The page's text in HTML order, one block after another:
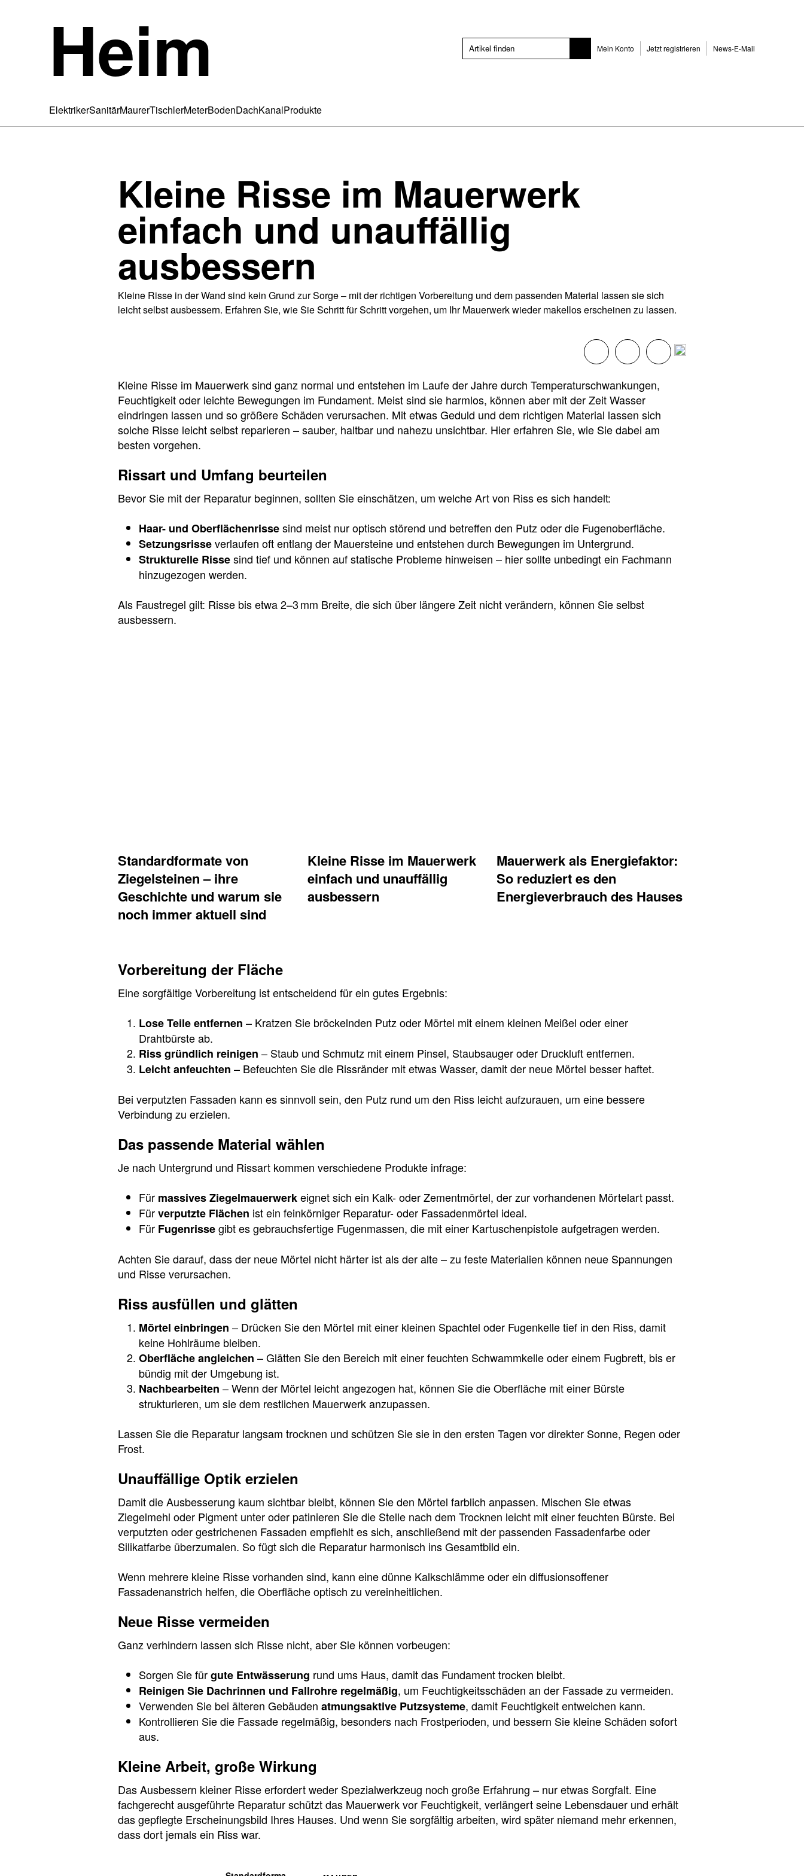
Heim Mein Konto Jetzt registrieren News-E-Mail
ElektrikerSanitärMaurerTischlerMeterBodenDachKanalProdukte
Kleine Risse im Mauerwerk
einfach und unauffällig
ausbessern
Kleine Risse in der Wand sind kein Grund zur Sorge – mit der richtigen Vorbereitung und dem passenden Material lassen sie sich
leicht selbst ausbessern. Erfahren Sie, wie Sie Schritt für Schritt vorgehen, um Ihr Mauerwerk wieder makellos erscheinen zu lassen.
Kleine Risse im Mauerwerk sind ganz normal und entstehen im Laufe der Jahre durch Temperaturschwankungen,
Feuchtigkeit oder leichte Bewegungen im Fundament. Meist sind sie harmlos, können aber mit der Zeit Wasser
eindringen lassen und so größere Schäden verursachen. Mit etwas Geduld und dem richtigen Material lassen sich
solche Risse leicht selbst reparieren – sauber, haltbar und nahezu unsichtbar. Hier erfahren Sie, wie Sie dabei am
besten vorgehen.
Rissart und Umfang beurteilen
Bevor Sie mit der Reparatur beginnen, sollten Sie einschätzen, um welche Art von Riss es sich handelt:
Haar- und Oberflächenrissesind meist nur optisch störend und betreffen den Putz oder die Fugenoberfläche.
Setzungsrisseverlaufen oft entlang der Mauersteine und entstehen durch Bewegungen im Untergrund.
Strukturelle Rissesind tief und können auf statische Probleme hinweisen – hier sollte unbedingt ein Fachmann
hinzugezogen werden.
Als Faustregel gilt: Risse bis etwa 2–3 mm Breite, die sich über längere Zeit nicht verändern, können Sie selbst
ausbessern.
Standardformate von
Ziegelsteinen – ihre
Geschichte und warum sie
noch immer aktuell sind
Kleine Risse im Mauerwerk
einfach und unauffällig
ausbessern
Mauerwerk als Energiefaktor:
So reduziert es den
Energieverbrauch des Hauses
Vorbereitung der Fläche
Eine sorgfältige Vorbereitung ist entscheidend für ein gutes Ergebnis:
Lose Teile entfernen – Kratzen Sie bröckelnden Putz oder Mörtel mit einem kleinen Meißel oder einer
Drahtbürste ab.
Riss gründlich reinigen – Staub und Schmutz mit einem Pinsel, Staubsauger oder Druckluft entfernen.
Leicht anfeuchten – Befeuchten Sie die Rissränder mit etwas Wasser, damit der neue Mörtel besser haftet.
Bei verputzten Fassaden kann es sinnvoll sein, den Putz rund um den Riss leicht aufzurauen, um eine bessere
Verbindung zu erzielen.
Das passende Material wählen
Je nach Untergrund und Rissart kommen verschiedene Produkte infrage:
Für massives Ziegelmauerwerkeignet sich ein Kalk- oder Zementmörtel, der zur vorhandenen Mörtelart passt.
Fürverputzte Flächen ist ein feinkörniger Reparatur- oder Fassadenmörtel ideal.
Für Fugenrissegibt es gebrauchsfertige Fugenmassen, die mit einer Kartuschenpistole aufgetragen werden.
Achten Sie darauf, dass der neue Mörtel nicht härter ist als der alte – zu feste Materialien können neue Spannungen
und Risse verursachen.
Riss ausfüllen und glätten
Mörtel einbringen – Drücken Sie den Mörtel mit einer kleinen Spachtel oder Fugenkelle tief in den Riss, damit
keine Hohlräume bleiben.
Oberfläche angleichen – Glätten Sie den Bereich mit einer feuchten Schwammkelle oder einem Fugbrett, bis er
bündig mit der Umgebung ist.
Nachbearbeiten – Wenn der Mörtel leicht angezogen hat, können Sie die Oberfläche mit einer Bürste
strukturieren, um sie dem restlichen Mauerwerk anzupassen.
Lassen Sie die Reparatur langsam trocknen und schützen Sie sie in den ersten Tagen vor direkter Sonne, Regen oder
Frost.
Unauffällige Optik erzielen
Damit die Ausbesserung kaum sichtbar bleibt, können Sie den Mörtel farblich anpassen. Mischen Sie etwas
Ziegelmehl oder Pigment unter oder patinieren Sie die Stelle nach dem Trocknen leicht mit einer feuchten Bürste. Bei
verputzten oder gestrichenen Fassaden empfiehlt es sich, anschließend mit der passenden Fassadenfarbe oder
Silikatfarbe überzumalen. So fügt sich die Reparatur harmonisch ins Gesamtbild ein.
Wenn mehrere kleine Risse vorhanden sind, kann eine dünne Kalkschlämme oder ein diffusionsoffener
Fassadenanstrich helfen, die Oberfläche optisch zu vereinheitlichen.
Neue Risse vermeiden
Ganz verhindern lassen sich Risse nicht, aber Sie können vorbeugen:
Sorgen Sie fürgute Entwässerung rund ums Haus, damit das Fundament trocken bleibt.
Reinigen Sie Dachrinnen und Fallrohre regelmäßig, um Feuchtigkeitsschäden an der Fassade zu vermeiden.
Verwenden Sie bei älteren Gebäuden atmungsaktive Putzsysteme, damit Feuchtigkeit entweichen kann.
Kontrollieren Sie die Fassade regelmäßig, besonders nach Frostperioden, und bessern Sie kleine Schäden sofort
aus.
Kleine Arbeit, große Wirkung
Das Ausbessern kleiner Risse erfordert weder Spezialwerkzeug noch große Erfahrung – nur etwas Sorgfalt. Eine
fachgerecht ausgeführte Reparatur schützt das Mauerwerk vor Feuchtigkeit, verlängert seine Lebensdauer und erhält
das gepflegte Erscheinungsbild Ihres Hauses. Und wenn Sie sorgfältig arbeiten, wird später niemand mehr erkennen,
dass dort jemals ein Riss war.